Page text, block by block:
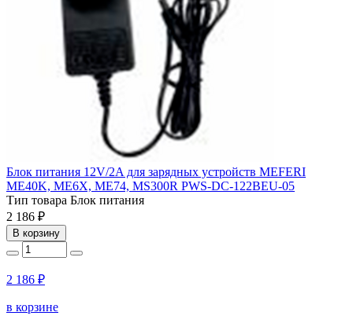
Блок питания 12V/2A для зарядных устройств MEFERI
ME40K, ME6X, ME74, MS300R PWS-DC-122BEU-05
Тип товара Блок питания
2 186 ₽
В корзину
2 186 ₽
в корзине